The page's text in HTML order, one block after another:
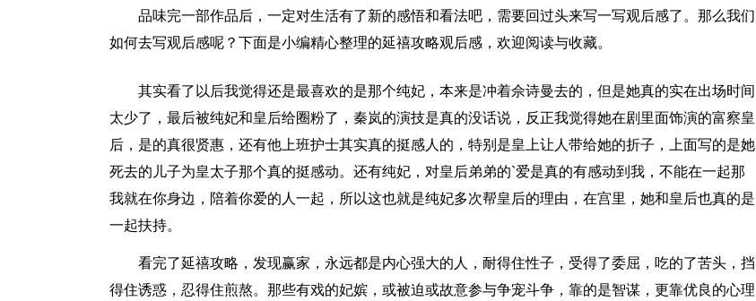
品味完一部作品后，一定对生活有了新的感悟和看法吧，需要回过头来写一写观后感了。那么我们
如何去写观后感呢？下面是小编精心整理的延禧攻略观后感，欢迎阅读与收藏。
其实看了以后我觉得还是最喜欢的是那个纯妃，本来是冲着佘诗曼去的，但是她真的实在出场时间
太少了，最后被纯妃和皇后给圈粉了，秦岚的演技是真的没话说，反正我觉得她在剧里面饰演的富察皇
后，是的真很贤惠，还有他上班护士其实真的挺感人的，特别是皇上让人带给她的折子，上面写的是她
死去的儿子为皇太子那个真的挺感动。还有纯妃，对皇后弟弟的`爱是真的有感动到我，不能在一起那
我就在你身边，陪着你爱的人一起，所以这也就是纯妃多次帮皇后的理由，在宫里，她和皇后也真的是
一起扶持。
看完了延禧攻略，发现赢家，永远都是内心强大的人，耐得住性子，受得了委屈，吃的了苦头，挡
得住诱惑，忍得住煎熬。那些有戏的妃嫔，或被迫或故意参与争宠斗争，靠的是智谋，更靠优良的心理